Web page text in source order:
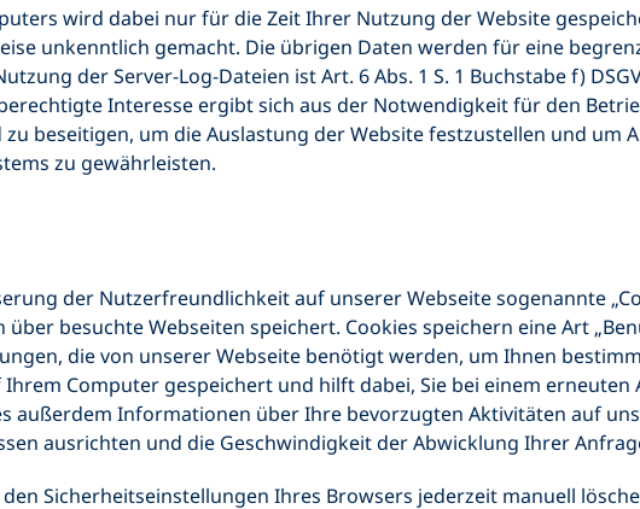
wird dabei nur für die Zeit Ihrer Nutzung der Website
unkenntlich gemacht. Die übrigen Daten werden für eine
der Server-Log-Dateien ist Art. 6 Abs. 1 S. 1 Buchstabe f)
Interesse ergibt sich aus der Notwendigkeit für den
beseitigen, um die Auslastung der Website festzustellen und um
zu gewährleisten.
der Nutzerfreundlichkeit auf unserer Webseite sogenannte
über besuchte Webseiten speichert. Cookies speichern eine Art
die von unserer Webseite benötigt werden, um Ihnen
Computer gespeichert und hilft dabei, Sie bei einem
außerdem Informationen über Ihre bevorzugten Aktivitäten auf
ausrichten und die Geschwindigkeit der Abwicklung Ihrer
Sicherheitseinstellungen Ihres Browsers jederzeit manuell